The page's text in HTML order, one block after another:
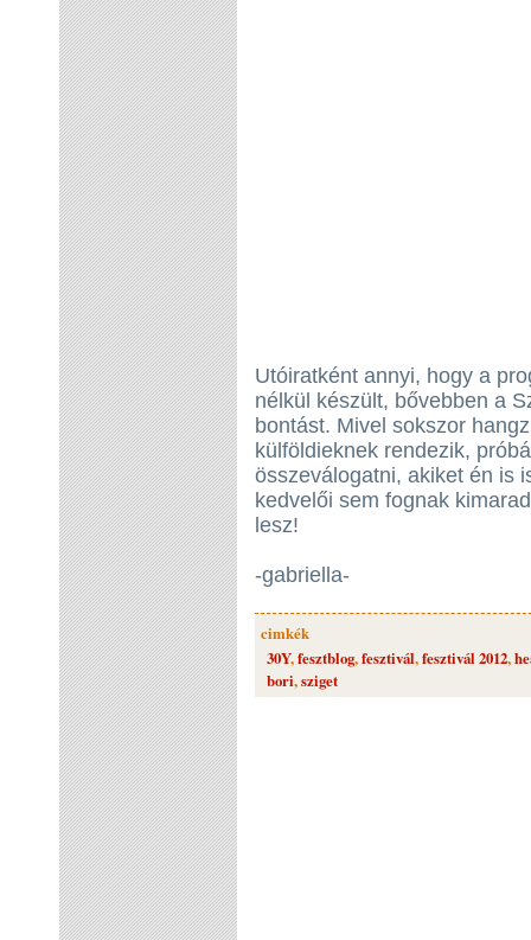
Utóiratként annyi, hogy a
nélkül készült, bővebben a
bontást. Mivel sokszor
külföldieknek rendezik,
összeválogatni, akiket én is
kedvelői sem fognak
lesz!
-gabriella-
cimkék
30Y,fesztblog,fesztivál,fesztivál 2012,
bori,sziget